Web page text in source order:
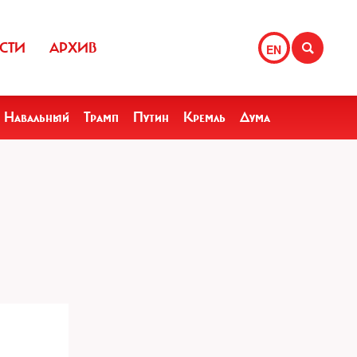
EN
АРХИВ
Навальный Трамп Путин Кремль Дума